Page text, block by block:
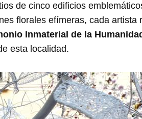
de cinco edificios
florales efímeras, cada artista
Inmaterial de la
esta localidad.